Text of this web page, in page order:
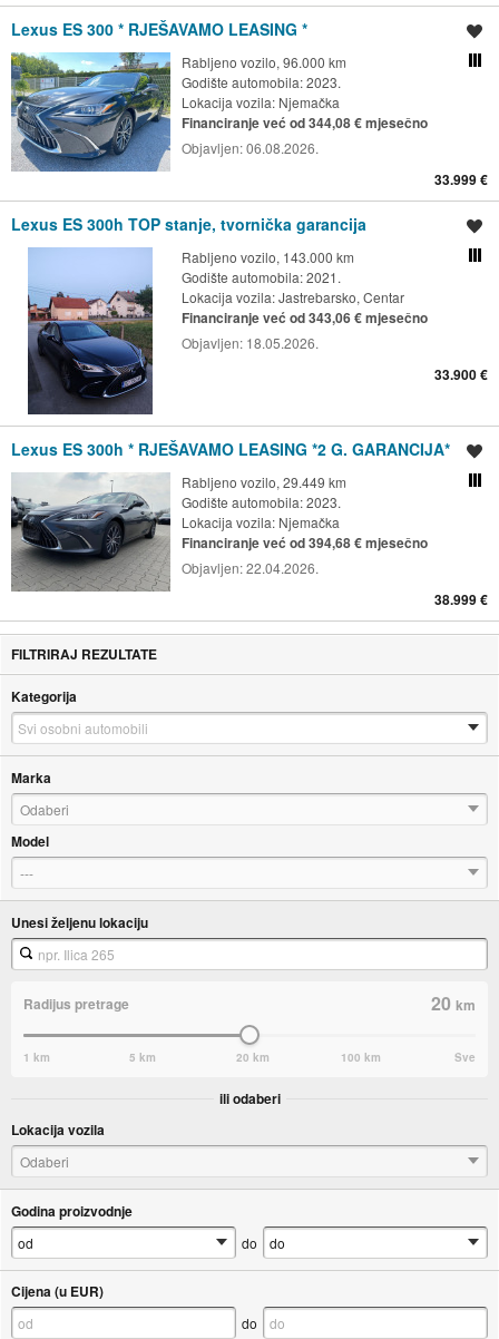
Lexus ES 300 * RJEŠAVAMO LEASING *
Rabljeno vozilo, 96.000 km
Godište automobila: 2023.
Lokacija vozila: Njemačka
Financiranje već od 344,08 € mjesečno
Objavljen:06.08.2026.
33.999 €
Lexus ES 300h TOP stanje, tvornička garancija
Rabljeno vozilo, 143.000 km
Godište automobila: 2021.
Lokacija vozila:Jastrebarsko, Centar
Financiranje već od 343,06 € mjesečno
Objavljen: 18.05.2026.
33.900 €
Lexus ES 300h * RJEŠAVAMO LEASING *2 G. GARANCIJA*
Rabljeno vozilo, 29.449 km
Godište automobila: 2023.
Lokacija vozila: Njemačka
Financiranje već od 394,68 € mjesečno
Objavljen:22.04.2026.
38.999 €
FILTRIRAJ REZULTATE
Kategorija
Marka
Odaberi
Model
---
Unesi željenu lokaciju
Radijus pretrage 20km
1 km 5 km 20 km 100 km Sve
ili odaberi
Lokacija vozila
Odaberi
Godina proizvodnje
do
Cijena (u EUR)
do